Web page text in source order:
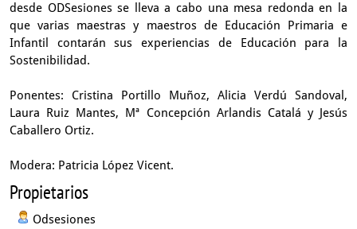
desde ODSesiones se lleva a cabo una mesa redonda en la
que varias maestras y maestros de Educación Primaria e
Infantil contarán sus experiencias de Educación para la
Sostenibilidad.
Ponentes: Cristina Portillo Muñoz, Alicia Verdú Sandoval,
Laura Ruiz Mantes, Mª Concepción Arlandis Catalá y Jesús
Caballero Ortiz.
Modera: Patricia López Vicent.
Propietarios
Odsesiones